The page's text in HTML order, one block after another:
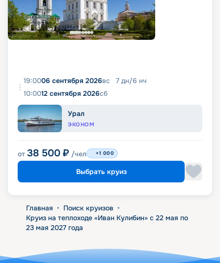
19:0006 сентября 2026вс 7 дн/6 нч
10:0012 сентября 2026сб
Урал
ЭКОНОМ
от 38 500 ₽ /чел +1 000
Выбрать круиз
Главная • Поиск круизов •
Круиз на теплоходе «Иван Кулибин» с 22 мая по
23 мая 2027 года